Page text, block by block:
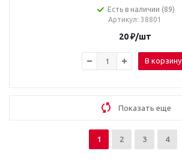
Есть в наличии (89)
Артикул: 38801
20₽/шт
В корзину
Показать еще
1 2 3 4